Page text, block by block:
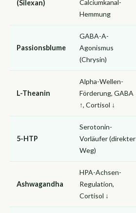
(Silexan)
Calciumkanal-
Hemmung
Passionsblume
GABA-A-
Agonismus
(Chrysin)
L-Theanin
Alpha-Wellen-
Förderung, GABA
↑, Cortisol ↓
5-HTP
Serotonin-
Vorläufer (direkter
Weg)
Ashwagandha
HPA-Achsen-
Regulation,
Cortisol ↓